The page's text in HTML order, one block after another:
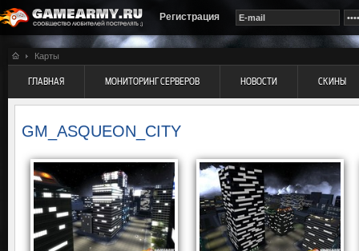
Регистрация
Карты
ГЛАВНАЯ МОНИТОРИНГ СЕРВЕРОВ НОВОСТИ СКИНЫ
GM_ASQUEON_CITY